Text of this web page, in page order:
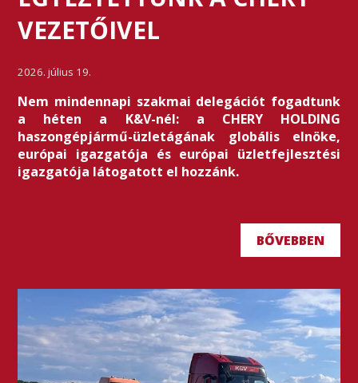
VEZETŐIVEL
2026. július 19.
Nem mindennapi szakmai delegációt fogadtunk
a héten a K&V-nél: a CHERY HOLDING
haszongépjármű-üzletágának globális elnöke,
európai igazgatója és európai üzletfejlesztési
igazgatója látogatott el hozzánk.
BŐVEBBEN